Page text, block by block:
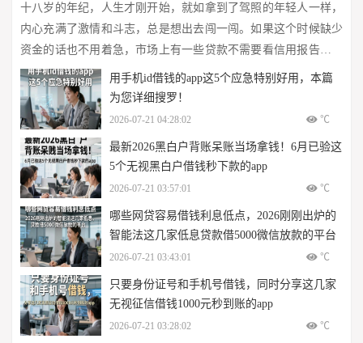
十八岁的年纪，人生才刚开始，就如拿到了驾照的年轻人一样，
内心充满了激情和斗志，总是想出去闯一闯。如果这个时候缺少
资金的话也不用着急，市场上有一些贷款不需要看信用报告，并
且专门为年轻人提供服务。不管以前你是什么样的人，在未来的
成长中是否有发展前途的机会就是春...
用手机id借钱的app这5个应急特别好用，本篇
为您详细搜罗！
2026-07-21 04:28:02 ℃
最新2026黑白户背账呆账当场拿钱！6月已验这
5个无视黑白户借钱秒下款的app
2026-07-21 03:57:01 ℃
哪些网贷容易借钱利息低点，2026刚刚出炉的
智能法这几家低息贷款借5000微信放款的平台
2026-07-21 03:43:01 ℃
只要身份证号和手机号借钱，同时分享这几家
无视征信借钱1000元秒到账的app
2026-07-21 03:28:02 ℃